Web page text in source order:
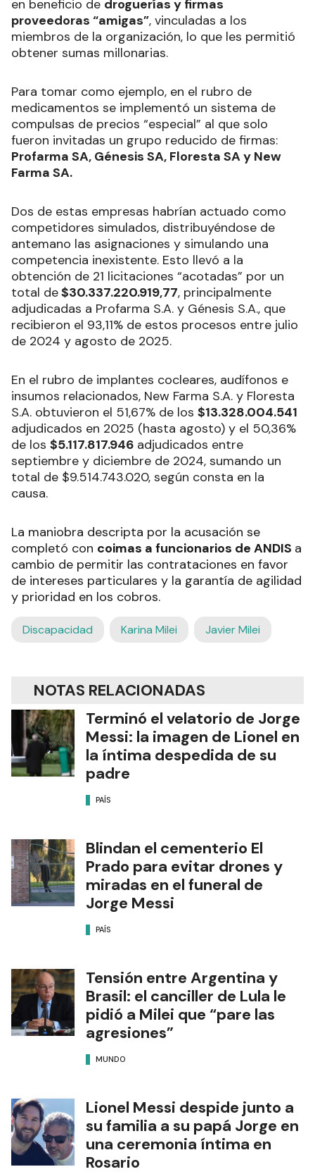
en beneficio de droguerías y firmas
proveedoras “amigas”, vinculadas a los
miembros de la organización, lo que les permitió
obtener sumas millonarias.
Para tomar como ejemplo, en el rubro de
medicamentos se implementó un sistema de
compulsas de precios “especial” al que solo
fueron invitadas un grupo reducido de firmas:
Profarma SA, Génesis SA, Floresta SA y New
Farma SA.
Dos de estas empresas habrían actuado como
competidores simulados, distribuyéndose de
antemano las asignaciones y simulando una
competencia inexistente. Esto llevó a la
obtención de 21 licitaciones “acotadas” por un
total de$30.337.220.919,77, principalmente
adjudicadas a Profarma S.A. y Génesis S.A., que
recibieron el 93,11% de estos procesos entre julio
de 2024 y agosto de 2025.
En el rubro de implantes cocleares, audífonos e
insumos relacionados, New Farma S.A. y Floresta
S.A. obtuvieron el 51,67% de los $13.328.004.541
adjudicados en 2025 (hasta agosto) y el 50,36%
de los $5.117.817.946 adjudicados entre
septiembre y diciembre de 2024, sumando un
total de $9.514.743.020, según consta en la
causa.
La maniobra descripta por la acusación se
completó con coimas a funcionarios de ANDIS a
cambio de permitir las contrataciones en favor
de intereses particulares y la garantía de agilidad
y prioridad en los cobros.
Discapacidad Karina Milei Javier Milei
NOTAS RELACIONADAS
Terminó el velatorio de Jorge
Messi: la imagen de Lionel en
la íntima despedida de su
padre
PAÍS
Blindan el cementerio El
Prado para evitar drones y
miradas en el funeral de
Jorge Messi
PAÍS
Tensión entre Argentina y
Brasil: el canciller de Lula le
pidió a Milei que “pare las
agresiones”
MUNDO
Lionel Messi despide junto a
su familia a su papá Jorge en
una ceremonia íntima en
Rosario